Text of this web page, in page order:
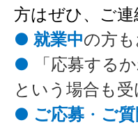
方はぜひ、ご連
● 就業中の方
● 「応募する
という場合も
● ご応募 ・ ご質